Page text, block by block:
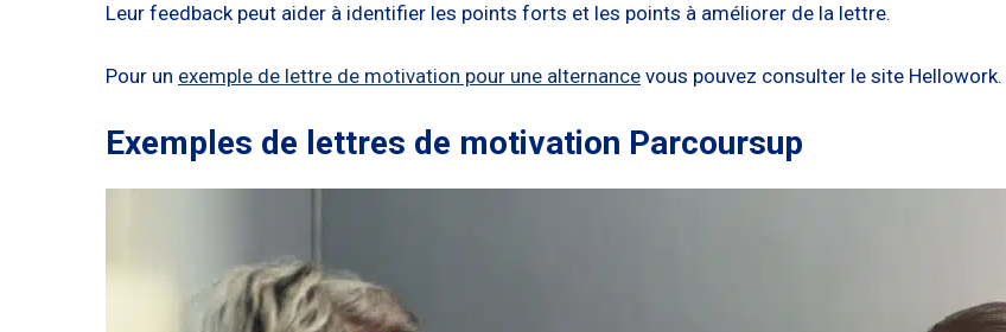
Leur feedback peut aider à identifier les points forts et les points à améliorer de la lettre.
Pour un exemple de lettre de motivation pour une alternance vous pouvez consulter le site Hellowork.
Exemples de lettres de motivation Parcoursup